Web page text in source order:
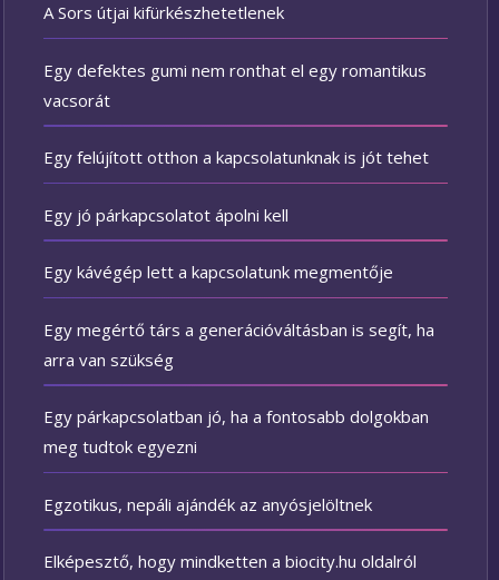
A Sors útjai kifürkészhetetlenek
Egy defektes gumi nem ronthat el egy romantikus
vacsorát
Egy felújított otthon a kapcsolatunknak is jót tehet
Egy jó párkapcsolatot ápolni kell
Egy kávégép lett a kapcsolatunk megmentője
Egy megértő társ a generációváltásban is segít, ha
arra van szükség
Egy párkapcsolatban jó, ha a fontosabb dolgokban
meg tudtok egyezni
Egzotikus, nepáli ajándék az anyósjelöltnek
Elképesztő, hogy mindketten a biocity.hu oldalról